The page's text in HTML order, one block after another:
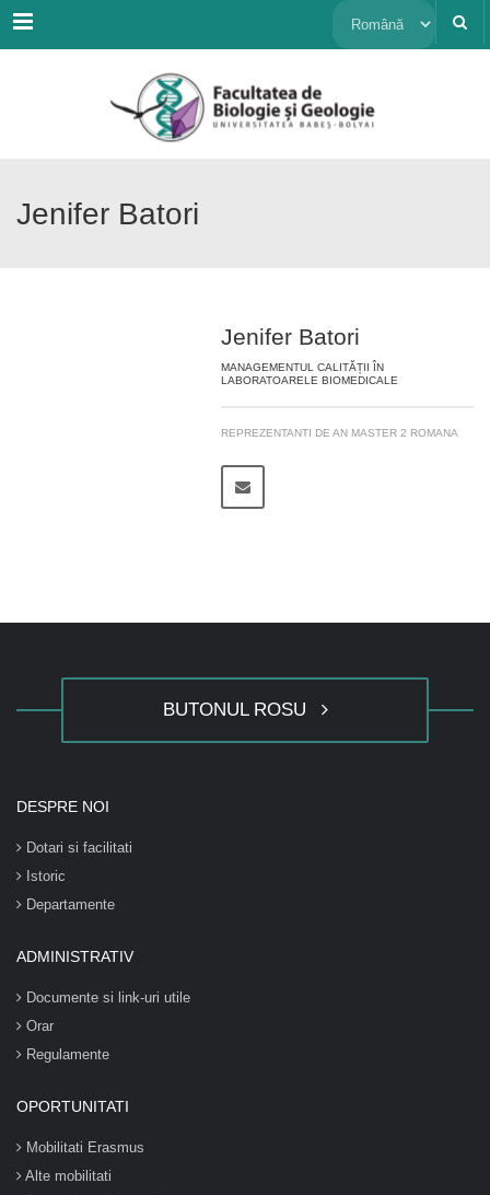
Menu Alege
limbă
Jenifer Batori
Jenifer Batori
MANAGEMENTUL CALITĂȚII ÎN
LABORATOARELE BIOMEDICALE
REPREZENTANTI DE AN MASTER 2 ROMANA
BUTONUL ROSU
DESPRE NOI
Dotari si facilitati
Istoric
Departamente
ADMINISTRATIV
Documente si link-uri utile
Orar
Regulamente
OPORTUNITATI
Mobilitati Erasmus
Alte mobilitati